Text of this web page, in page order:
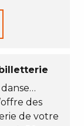
des
de votre